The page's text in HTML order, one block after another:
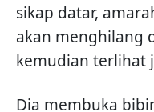
sikap datar,
akan menghilang
kemudian terlihat
Dia membuka